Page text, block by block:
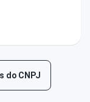
do CNPJ